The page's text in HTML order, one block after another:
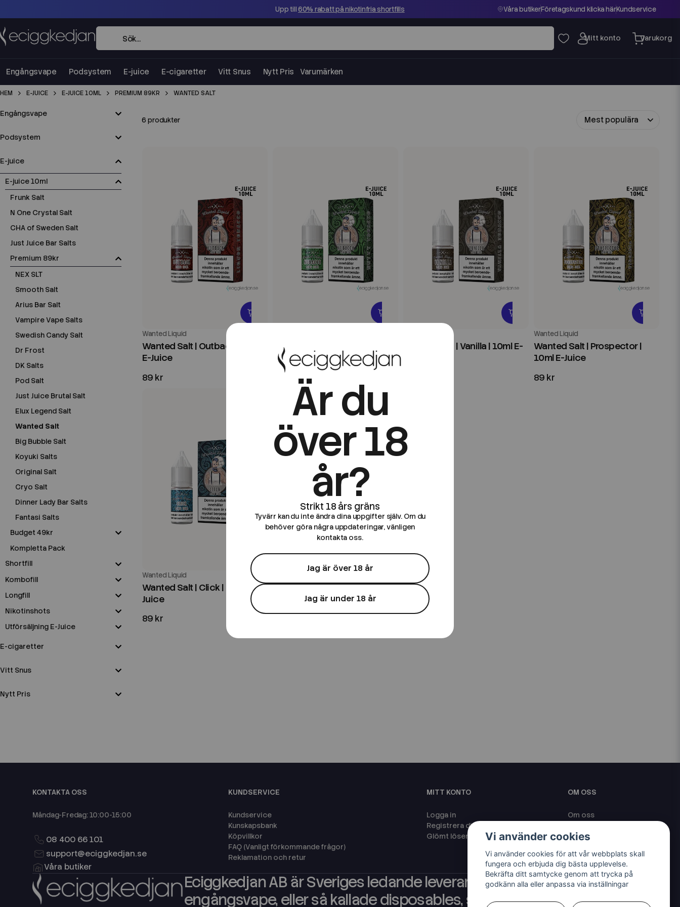
Upp till60% rabatt på nikotinfria shortfills Våra butikerFöretagskund klicka härKundservice
Engångsvape Podsystem E-juice E-cigaretter Vitt Snus Nytt Pris Varumärken
HEM E-JUICE E-JUICE 10ML PREMIUM 89KR WANTED SALT
Engångsvape
Podsystem
E-juice
E-juice 10ml
Frunk Salt
N One Crystal Salt
CHA of Sweden Salt
Just Juice Bar Salts
Premium 89kr
NEX SLT
Smooth Salt
Arius Bar Salt
Vampire Vape Salts
Swedish Candy Salt
Dr Frost
DK Salts
Pod Salt
Just Juice Brutal Salt
Elux Legend Salt
Wanted Salt
Big Bubble Salt
Koyuki Salts
Original Salt
Cryo Salt
Dinner Lady Bar Salts
Fantasi Salts
Budget 49kr
Kompletta Pack
Shortfill
Kombofill
Longfill
Nikotinshots
Utförsäljning E-Juice
E-cigaretter
Vitt Snus
Nytt Pris
6 produkter Mest populära
Wanted Liquid
Wanted Salt | Outback | 10ml
E-Juice
89 kr
Wanted Salt | Nubacco | 10ml
E-Juice
Wanted Salt | Vanilla | 10ml E-
Wanted Liquid
Wanted Salt | Prospector |
10ml E-Juice
89 kr
Wanted Liquid
Wanted Salt | Click | 10ml E-
Juice
89 kr
Wanted Liquid
Wanted Salt | Havana | 10ml E-
Är du
över 18
år?
Tyvärr kan du inte ändra dina uppgifter själv. Om du
behöver göra några uppdateringar, vänligen
kontakta oss.
Jag är över 18 år
Jag är under 18 år
KONTAKTA OSS
Måndag-Fredag: 10:00-15:00
08 400 66 101
support@eciggkedjan.se
Våra butiker
KUNDSERVICE
Kundservice
Kunskapsbank
Köpvillkor
FAQ (Vanligt förkommande frågor)
Reklamation och retur
MITT KONTO
Logga in
Registrera dig
Glömt lösenord?
OM OSS
Om oss
Blogg
Eciggkedjan AB är Sveriges ledande leverantör av ecigg som
engångsvape, eller så kallade disposables, shortfills och ejuice med
Vi använder cookies
Vi använder cookies för att vår webbplats skall
fungera och erbjuda dig bästa upplevelse.
Bekräfta ditt samtycke genom att trycka på
godkänn alla eller anpassa via inställningar